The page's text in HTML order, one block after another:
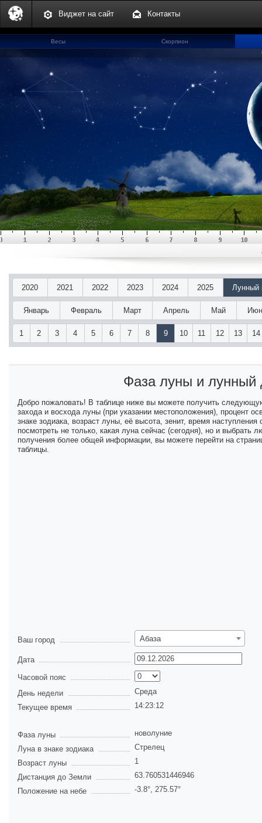
Виджет на сайт Контакты
Весы
Скорпион
2020 2021 2022 2023 2024 2025 Лунный
Январь Февраль Март Апрель Май
1 2 3 4 5 6 7 8 9 10 11 12 13 14
Фаза луны и
Добро пожаловать! В таблице ниже вы можете получить
захода и восхода луны (при указании местоположения), процент
знаке зодиака, возраст луны, её высота, зенит, время
посмотреть не только, какая луна сейчас (сегодня), но и
получения более общей информации, вы можете перейти на
таблицы.
Ваш город Абаза
Дата
Часовой пояс
День недели
Среда
Текущее время
14:23:13
Фаза луны
новолуние
Луна в знаке зодиака
Стрелец
Возраст луны
1
Дистанция до Земли
63.760531446946
Положение на небе
-3.8°, 275.57°